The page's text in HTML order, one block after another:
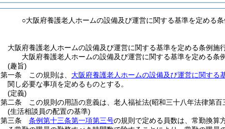
○大阪府養護老人ホームの設備及び運営に関する基準を定める条
大阪府養護老人ホームの設備及び運営に関する基準を定める条例施
大阪府養護老人ホームの設備及び運営に関する基準を定める条
(趣旨)
第一条
この規則は、 大阪府養護老人ホームの設備及び運営に関する
関し必要な事項を定めるものとする。
(定義)
第二条
この規則の用語の意義は、老人福祉法(昭和三十八年法律第百
(生活相談員の配置の基準)
第三条
条例第十三条第一項第三号の規則で定める員数は、常勤換算